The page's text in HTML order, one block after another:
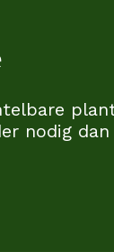
nodig